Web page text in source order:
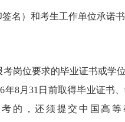
名） 和考生工作单位承诺
考岗位要求的毕业证书或学
年8月31日前取得毕业证书
的，还须提交中国高